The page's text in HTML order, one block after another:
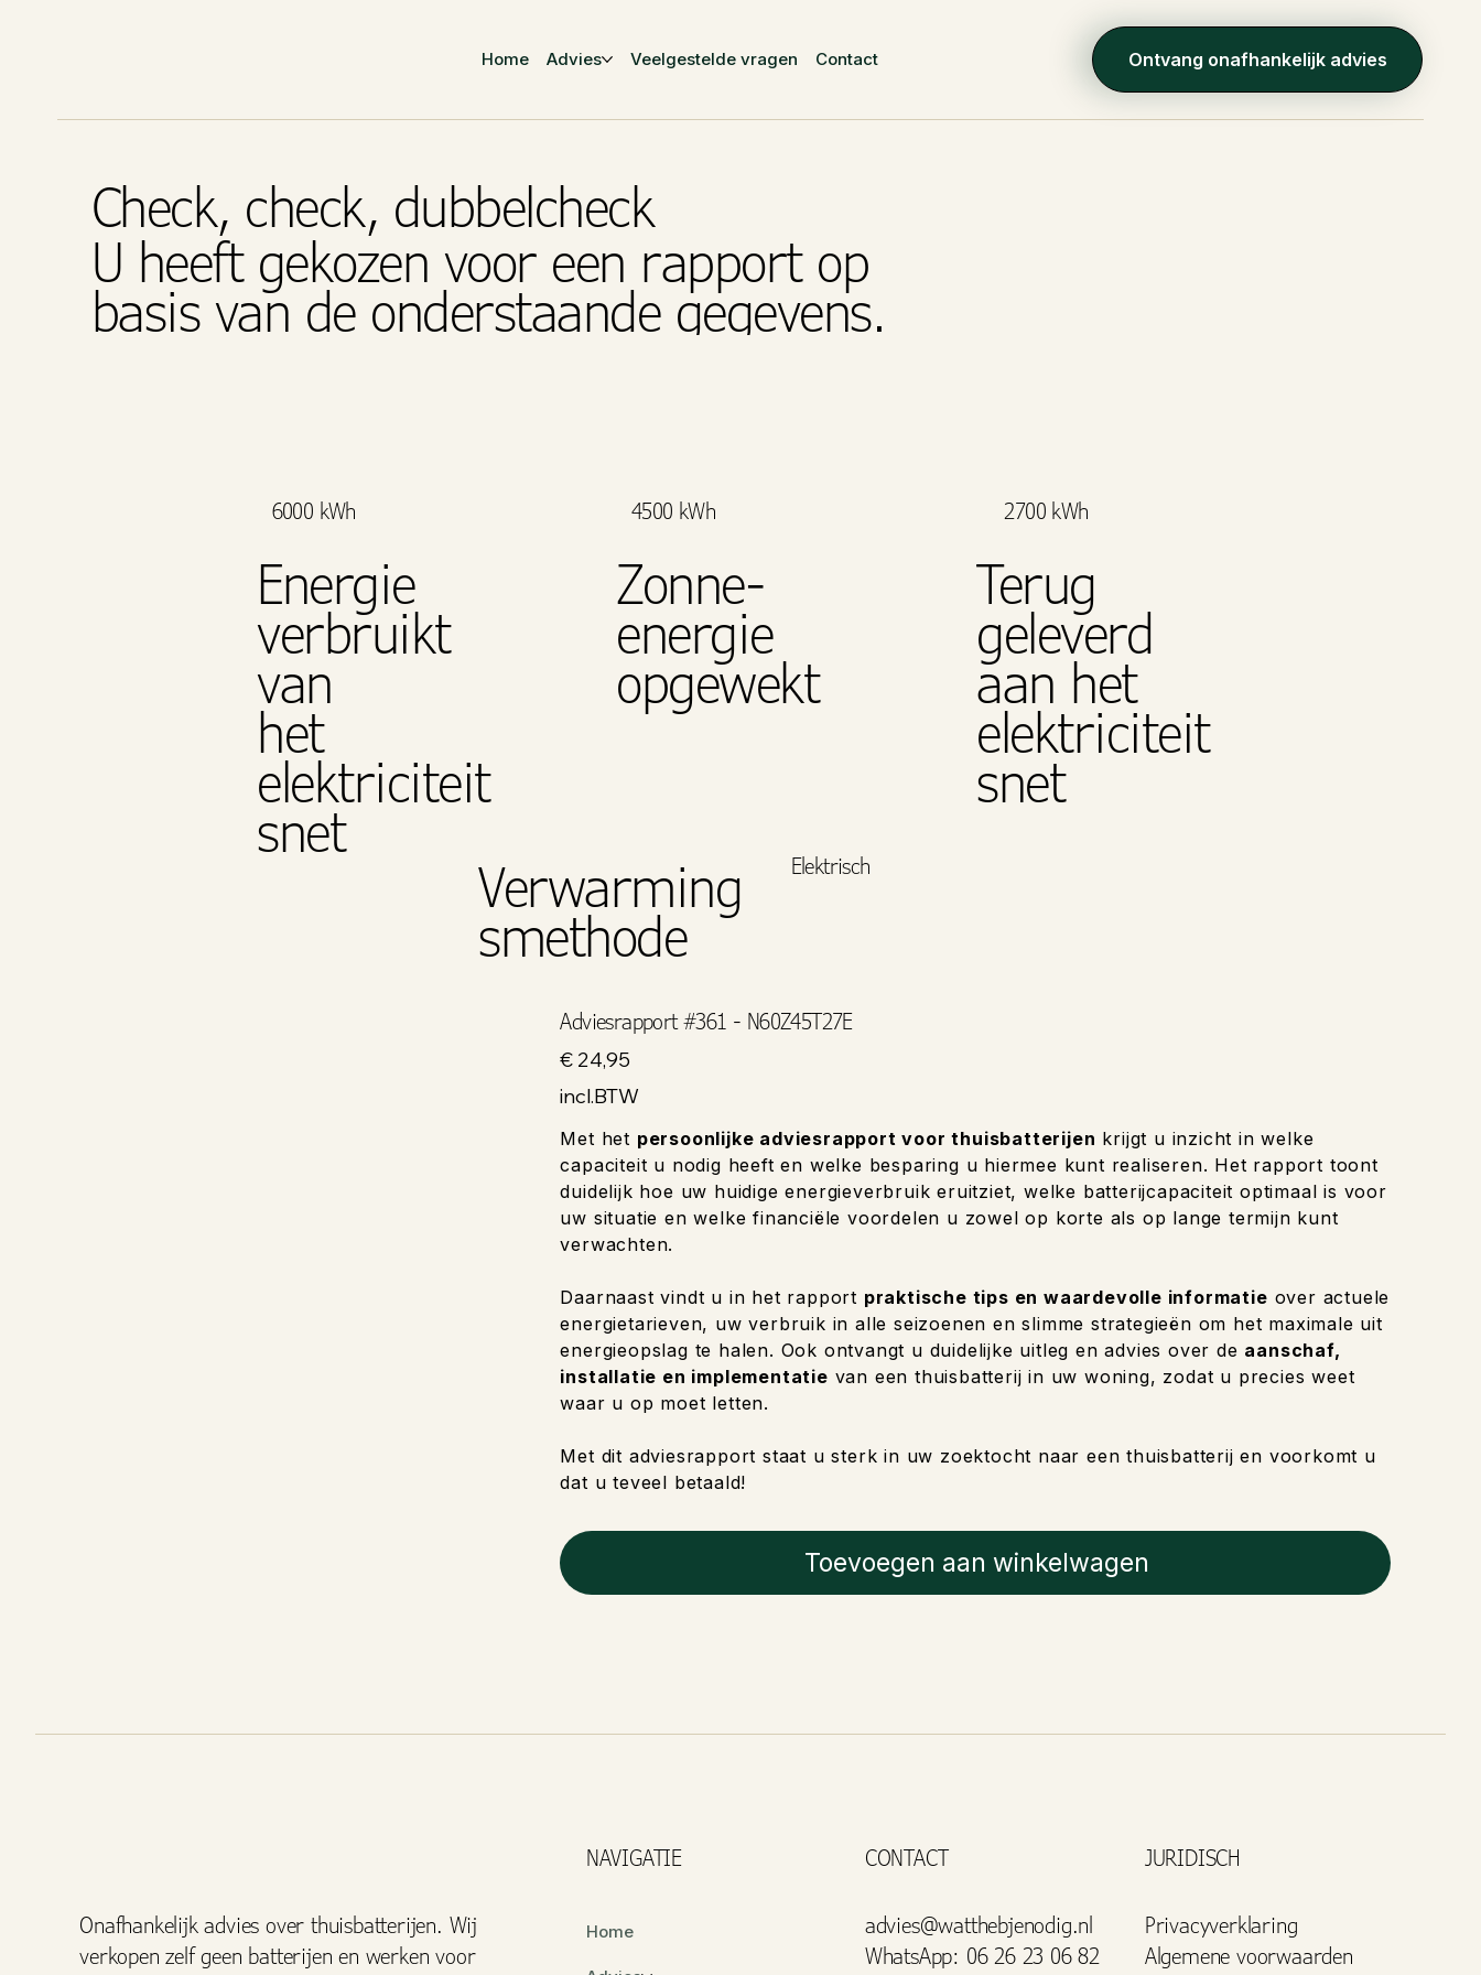
Home Advies Veelgestelde vragen Contact Ontvang onafhankelijk advies
Check, check, dubbelcheck
U heeft gekozen voor een rapport op
basis van de onderstaande gegevens.
6000 kWh
Energie
verbruikt
van
het
elektriciteit
snet
4500 kWh
Zonne-
energie
opgewekt
2700 kWh
Terug
geleverd
aan het
elektriciteit
snet
Verwarming
smethode
Elektrisch
Adviesrapport #361 - N60Z45T27E
Prijs
€ 24,95
incl.BTW
Met het persoonlijke adviesrapport voor thuisbatterijen krijgt u inzicht in welke
capaciteit u nodig heeft en welke besparing u hiermee kunt realiseren. Het rapport toont
duidelijk hoe uw huidige energieverbruik eruitziet, welke batterijcapaciteit optimaal is voor
uw situatie en welke financiële voordelen u zowel op korte als op lange termijn kunt
verwachten.
Daarnaast vindt u in het rapport praktische tips en waardevolle informatie over actuele
energietarieven, uw verbruik in alle seizoenen en slimme strategieën om het maximale uit
energieopslag te halen. Ook ontvangt u duidelijke uitleg en advies over de aanschaf,
installatie en implementatie van een thuisbatterij in uw woning, zodat u precies weet
waar u op moet letten.
Met dit adviesrapport staat u sterk in uw zoektocht naar een thuisbatterij en voorkomt u
dat u teveel betaald!
Toevoegen aan winkelwagen
NAVIGATIE CONTACT JURIDISCH
Onafhankelijk advies over thuisbatterijen. Wij
verkopen zelf geen batterijen en werken voor
Home
advies@watthebjenodig.nl
WhatsApp: 06 26 23 06 82
Privacyverklaring
Algemene voorwaarden